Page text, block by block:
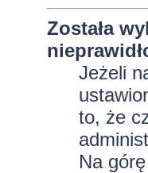
Została
Jeżeli
to, że
Na górę